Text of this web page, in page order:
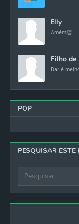
Elly
Amém👏
Filho de
Dar é
POP
PESQUISAR ESTE